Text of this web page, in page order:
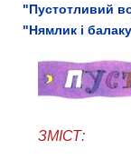
"Пустотливий
"Нямлик і
ЗМІСТ: